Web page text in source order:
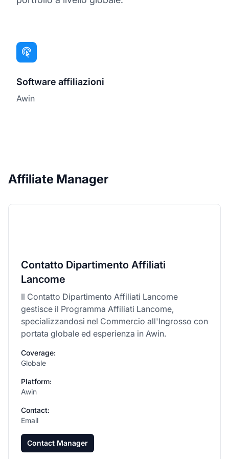
Software affiliazioni
Awin
Affiliate Manager
Contatto Dipartimento Affiliati
Lancome
Il Contatto Dipartimento Affiliati Lancome
gestisce il Programma Affiliati Lancome,
specializzandosi nel Commercio all'Ingrosso con
portata globale ed esperienza in Awin.
Coverage:
Globale
Platform:
Awin
Contact:
Email
Contact Manager